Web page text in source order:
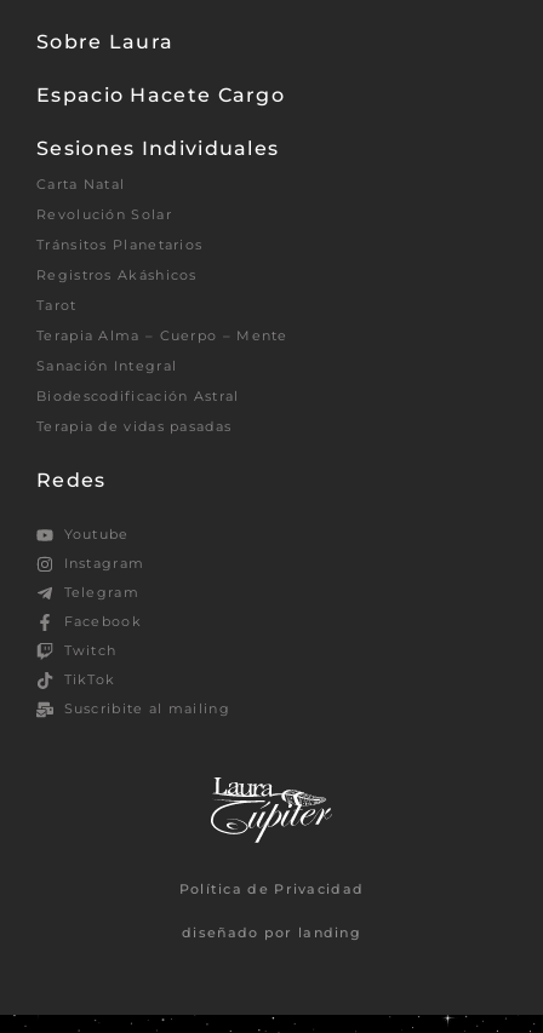
Sobre Laura
Espacio Hacete Cargo
Sesiones Individuales
Carta Natal
Revolución Solar
Tránsitos Planetarios
Registros Akáshicos
Tarot
Terapia Alma – Cuerpo – Mente
Sanación Integral
Biodescodificación Astral
Terapia de vidas pasadas
Redes
Youtube
Instagram
Telegram
Facebook
Twitch
TikTok
Suscribite al mailing
Política de Privacidad
diseñado por landing